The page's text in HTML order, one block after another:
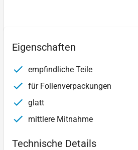
Eigenschaften
empfindliche Teile
für Folienverpackungen
glatt
mittlere Mitnahme
Technische Details